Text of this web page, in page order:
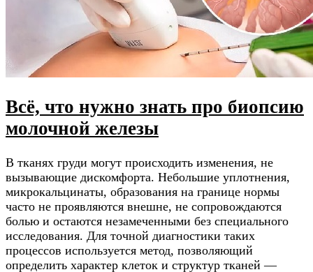
Всё, что нужно знать про биопсию
молочной железы
В тканях груди могут происходить изменения, не
вызывающие дискомфорта. Небольшие уплотнения,
микрокальцинаты, образования на границе нормы
часто не проявляются внешне, не сопровождаются
болью и остаются незамеченными без специального
исследования. Для точной диагностики таких
процессов используется метод, позволяющий
определить характер клеток и структур тканей —